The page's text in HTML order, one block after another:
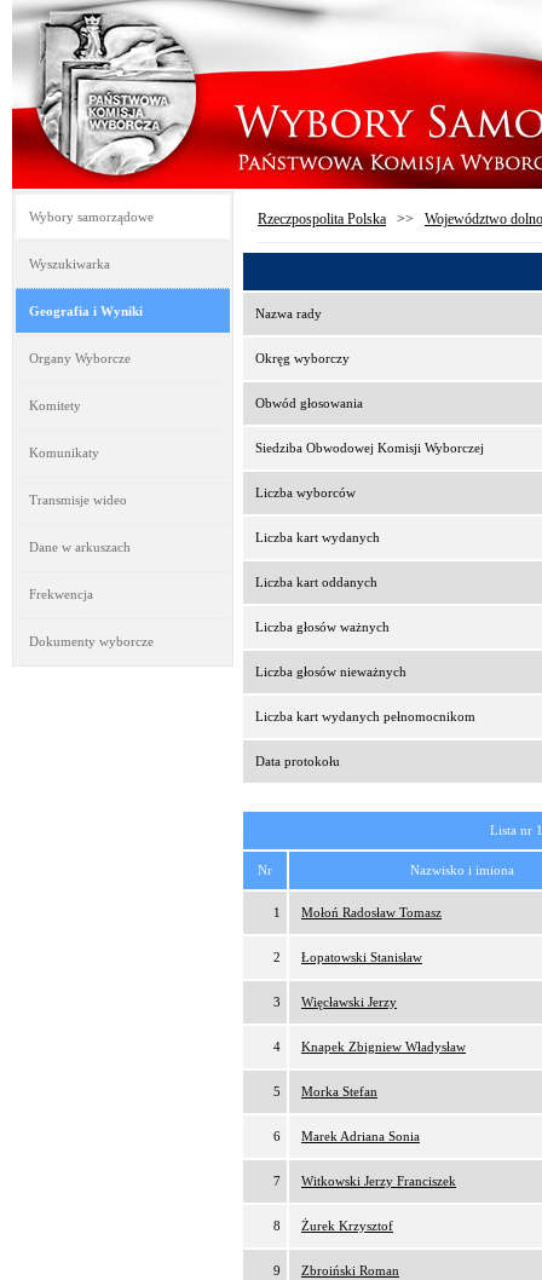
Wybory samorządowe
Wyszukiwarka
Geografia i Wyniki
Organy Wyborcze
Komitety
Komunikaty
Transmisje wideo
Dane w arkuszach
Frekwencja
Dokumenty wyborcze
Rzeczpospolita Polska >> Województwo
Nazwa rady
Okręg wyborczy
Obwód głosowania
Siedziba Obwodowej Komisji Wyborczej
Liczba wyborców
Liczba kart wydanych
Liczba kart oddanych
Liczba głosów ważnych
Liczba głosów nieważnych
Liczba kart wydanych pełnomocnikom
Data protokołu
Lista nr
Nr Nazwisko i imiona
1 Mołoń Radosław Tomasz
2 Łopatowski Stanisław
3 Więcławski Jerzy
4 Knapek Zbigniew Władysław
5 Morka Stefan
6 Marek Adriana Sonia
7 Witkowski Jerzy Franciszek
8 Żurek Krzysztof
9 Zbroiński Roman